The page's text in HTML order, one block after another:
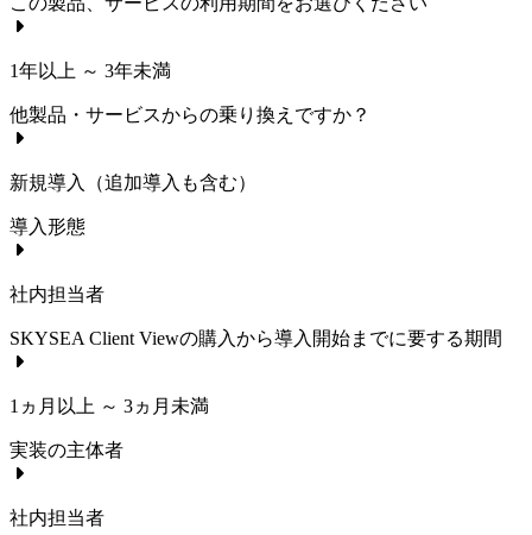
1年以上 ～ 3年未満
他製品・サービスからの乗り換えですか？
新規導入（追加導入も含む）
導入形態
社内担当者
SKYSEA Client Viewの購入から導入開始までに要する期間
1ヵ月以上 ～ 3ヵ月未満
実装の主体者
社内担当者